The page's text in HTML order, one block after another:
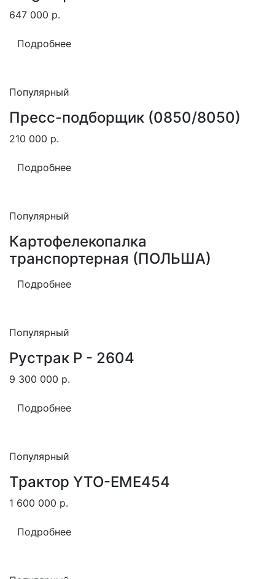
647 000 р.
Подробнее
Популярный
Пресс-подборщик (0850/8050)
210 000 р.
Подробнее
Популярный
Картофелекопалка
транспортерная (ПОЛЬША)
Подробнее
Популярный
Рустрак Р - 2604
9 300 000 р.
Подробнее
Популярный
Трактор YTO-EME454
1 600 000 р.
Подробнее